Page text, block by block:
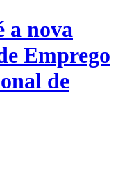
a nova
Emprego
de